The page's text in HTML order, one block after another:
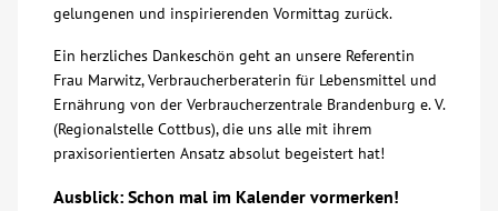
gelungenen und inspirierenden Vormittag zurück.
Ein herzliches Dankeschön geht an unsere Referentin
Frau Marwitz, Verbraucherberaterin für Lebensmittel und
Ernährung von der Verbraucherzentrale Brandenburg e. V.
(Regionalstelle Cottbus), die uns alle mit ihrem
praxisorientierten Ansatz absolut begeistert hat!
Ausblick: Schon mal im Kalender vormerken!